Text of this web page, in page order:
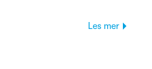
Les mer